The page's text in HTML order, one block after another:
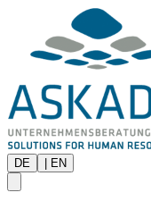
DE EN